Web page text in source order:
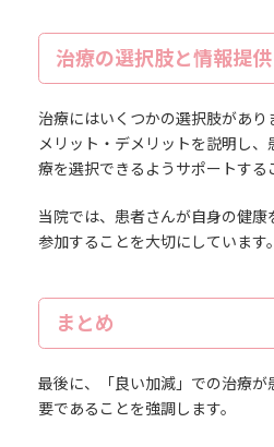
治療の選択肢と情報提供
治療にはいくつかの選択肢があり
メリット・デメリットを説明し
療を選択できるようサポートする
当院では、患者さんが自身の健
参加することを大切にしています。
まとめ
最後に、「良い加減」での治療が
要であることを強調します。